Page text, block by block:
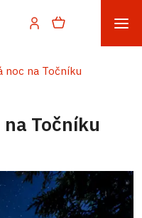
noc na Točníku
Točníku